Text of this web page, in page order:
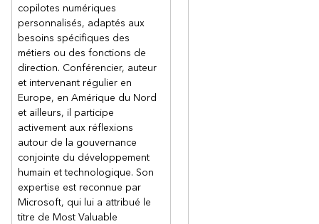
copilotes numériques
personnalisés, adaptés aux
besoins spécifiques des
métiers ou des fonctions de
direction. Conférencier, auteur
et intervenant régulier en
Europe, en Amérique du Nord
et ailleurs, il participe
activement aux réflexions
autour de la gouvernance
conjointe du développement
humain et technologique. Son
expertise est reconnue par
Microsoft, qui lui a attribué le
titre de Most Valuable